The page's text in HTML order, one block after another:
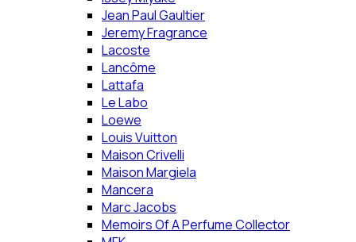
Jean Paul Gaultier
Jeremy Fragrance
Lacoste
Lancôme
Lattafa
Le Labo
Loewe
Louis Vuitton
Maison Crivelli
Maison Margiela
Mancera
Marc Jacobs
Memoirs Of A Perfume Collector